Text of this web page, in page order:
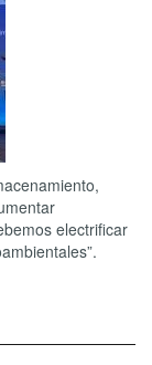
electrificar